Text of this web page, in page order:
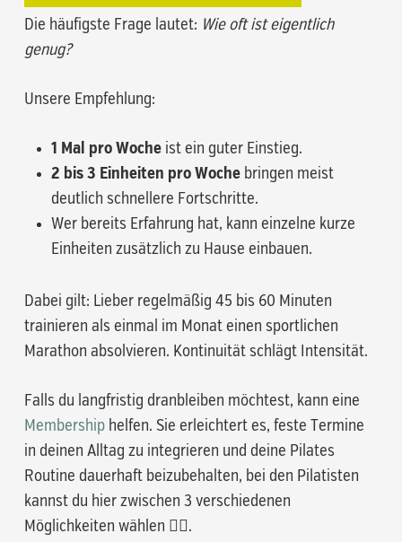
Die häufigste Frage lautet: Wie oft ist eigentlich
genug?
Unsere Empfehlung:
1 Mal pro Wocheist ein guter Einstieg.
2 bis 3 Einheiten pro Wochebringen meist
deutlich schnellere Fortschritte.
Wer bereits Erfahrung hat, kann einzelne kurze
Einheiten zusätzlich zu Hause einbauen.
Dabei gilt: Lieber regelmäßig 45 bis 60 Minuten
trainieren als einmal im Monat einen sportlichen
Marathon absolvieren. Kontinuität schlägt Intensität.
Falls du langfristig dranbleiben möchtest, kann eine
Membershiphelfen. Sie erleichtert es, feste Termine
in deinen Alltag zu integrieren und deine Pilates
Routine dauerhaft beizubehalten, bei den Pilatisten
kannst du hier zwischen 3 verschiedenen
Möglichkeiten wählen 🏋🏻.